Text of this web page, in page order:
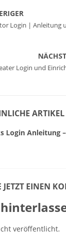
Login | Anleitung
Login und
ARTIKEL
Login Anleitung
JETZT EINEN
veröffentlicht.